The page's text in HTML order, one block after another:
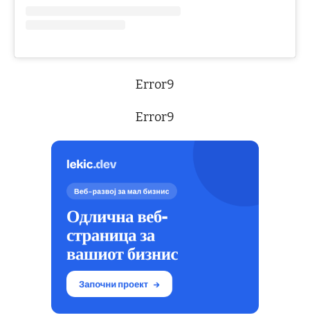
Error9
Error9